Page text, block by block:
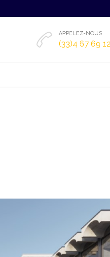
 APPELEZ-NOUS
(33)4 67 69